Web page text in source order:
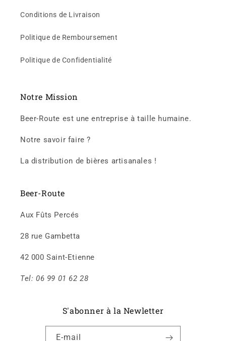
Conditions de Livraison
Politique de Remboursement
Politique de Confidentialité
Notre Mission
Beer-Route est une entreprise à taille humaine.
Notre savoir faire ?
La distribution de bières artisanales !
Beer-Route
Aux Fûts Percés
28 rue Gambetta
42 000 Saint-Etienne
Tel: 06 99 01 62 28
S'abonner à la Newletter
E-mail